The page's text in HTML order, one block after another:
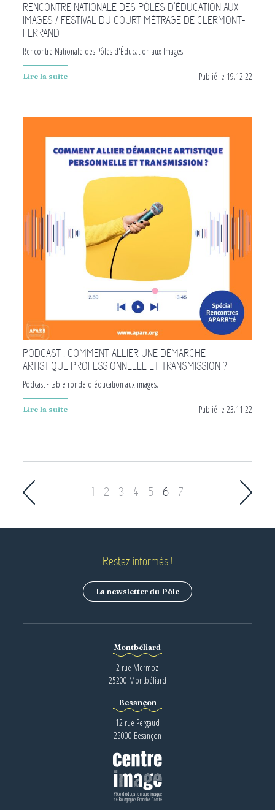
RENCONTRE NATIONALE DES PÔLES D'ÉDUCATION AUX
IMAGES / FESTIVAL DU COURT MÉTRAGE DE CLERMONT-
FERRAND
Rencontre Nationale des Pôles d'Éducation aux Images.
Lire la suite Publié le 19.12.22
PODCAST : COMMENT ALLIER UNE DÉMARCHE
ARTISTIQUE PROFESSIONNELLE ET TRANSMISSION ?
Podcast - table ronde d'éducation aux images.
Lire la suite Publié le 23.11.22
Page
1 Page
2 Page
3 Page
4 Page
5
Page
6 Page
7
Restez informés !
La newsletter du Pôle
Montbéliard
2 rue Mermoz
25200 Montbéliard
Besançon
12 rue Pergaud
25000 Besançon